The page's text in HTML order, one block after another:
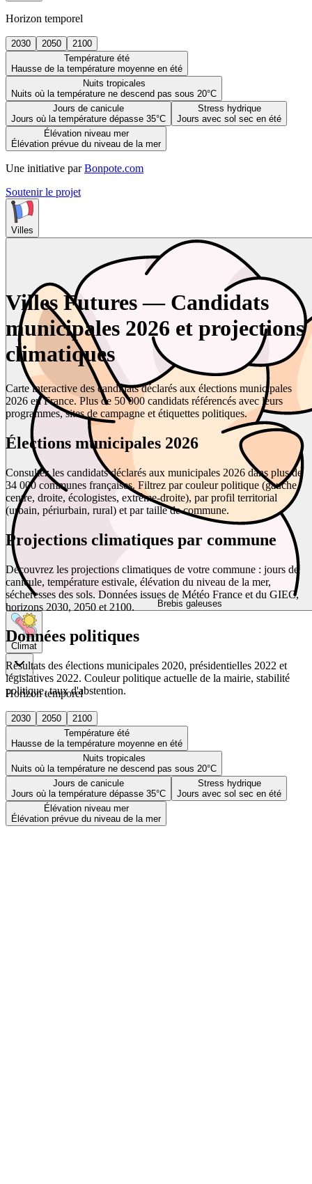
Horizon temporel
2030 2050
2100
Température été
Hausse de la température moyenne en été
Nuits tropicales
Nuits où la température ne descend pas sous 20°C
Jours de canicule
Jours où la température dépasse 35°C
Stress hydrique
Jours avec sol sec en été
Élévation niveau mer
Élévation prévue du niveau de la mer
Une initiative par Bonpote.com
Soutenir le projet
Villes
Brebis galeuses
Climat
Horizon temporel
2030 2050
2100
Température été
Hausse de la température moyenne en été
Nuits tropicales
Nuits où la température ne descend pas sous 20°C
Jours de canicule
Jours où la température dépasse 35°C
Stress hydrique
Jours avec sol sec en été
Élévation niveau mer
Élévation prévue du niveau de la mer
Villes Futures — Candidats
municipales 2026 et projections
climatiques
Carte interactive des candidats déclarés aux élections municipales
2026 en France. Plus de 50 000 candidats référencés avec leurs
programmes, sites de campagne et étiquettes politiques.
Élections municipales 2026
Consultez les candidats déclarés aux municipales 2026 dans plus de
34 000 communes françaises. Filtrez par couleur politique (gauche,
centre, droite, écologistes, extrême-droite), par profil territorial
(urbain, périurbain, rural) et par taille de commune.
Projections climatiques par commune
Découvrez les projections climatiques de votre commune : jours de
canicule, température estivale, élévation du niveau de la mer,
sécheresses des sols. Données issues de Météo France et du GIEC,
horizons 2030, 2050 et 2100.
Données politiques
Résultats des élections municipales 2020, présidentielles 2022 et
législatives 2022. Couleur politique actuelle de la mairie, stabilité
politique, taux d'abstention.